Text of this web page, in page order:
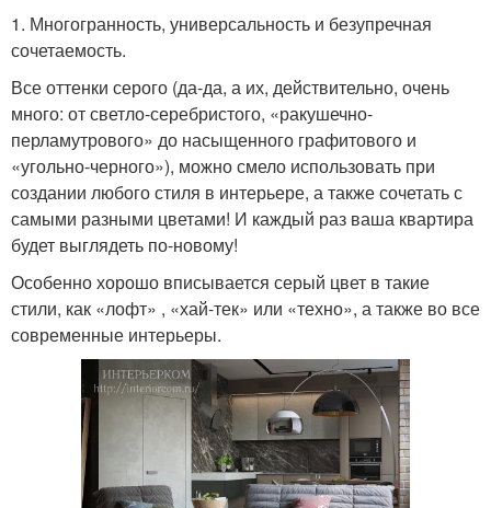
1. Многогранность, универсальность и безупречная
сочетаемость.
Все оттенки серого (да-да, а их, действительно, очень
много: от светло-серебристого, «ракушечно-
перламутрового» до насыщенного графитового и
«угольно-черного»), можно смело использовать при
создании любого стиля в интерьере, а также сочетать с
самыми разными цветами! И каждый раз ваша квартира
будет выглядеть по-новому!
Особенно хорошо вписывается серый цвет в такие
стили, как «лофт» , «хай-тек» или «техно», а также во все
современные интерьеры.